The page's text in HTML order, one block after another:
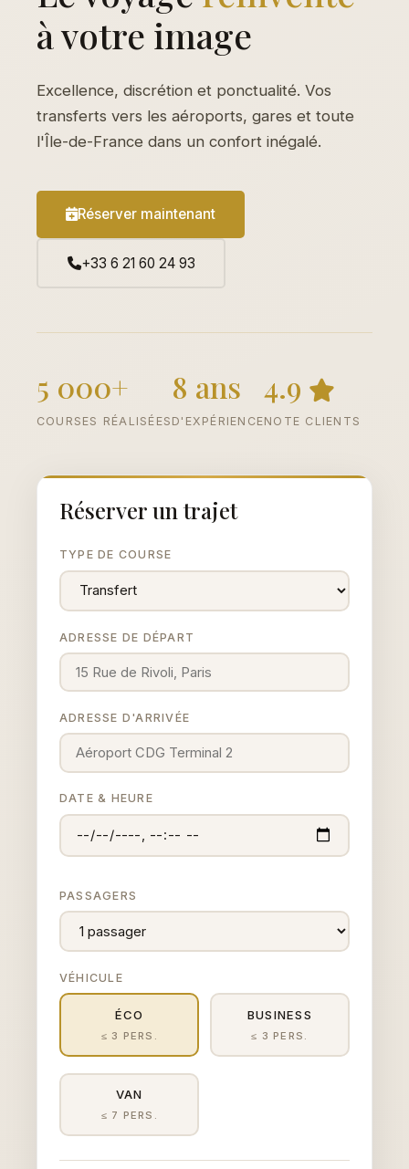
à votre image
Excellence, discrétion et ponctualité. Vos
transferts vers les aéroports, gares et toute
l'Île-de-France dans un confort inégalé.
Réserver maintenant
+33 6 21 60 24 93
5 000+
COURSES RÉALISÉES
8 ans
D'EXPÉRIENCE
4.9
NOTE CLIENTS
Réserver un trajet
TYPE DE COURSE
ADRESSE DE DÉPART
ADRESSE D'ARRIVÉE
DATE & HEURE
PASSAGERS
VÉHICULE
ÉCO
≤ 3 PERS.
BUSINESS
≤ 3 PERS.
VAN
≤ 7 PERS.